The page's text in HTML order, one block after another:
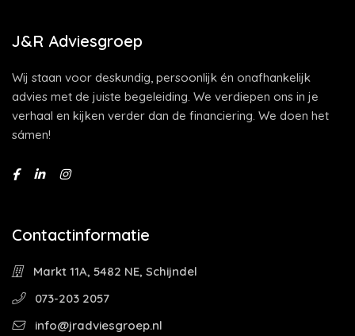
J&R Adviesgroep
Wij staan voor deskundig, persoonlijk én onafhankelijk
advies met de juiste begeleiding. We verdiepen ons in je
verhaal en kijken verder dan de financiering. We doen het
sámen!
Contactinformatie
Markt 11A, 5482 NE, Schijndel
073-203 2057
info@jradviesgroep.nl